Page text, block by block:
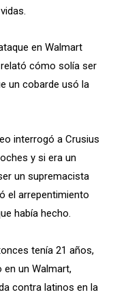
en Walmart
cómo solía ser
un cobarde usó la
interrogó a Crusius
y si era un
un supremacista
el arrepentimiento
había hecho.
tenía 21 años,
un Walmart,
contra latinos en la